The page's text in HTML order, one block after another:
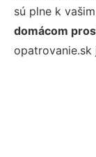
sú plne k
domácom
opatrovanie.sk